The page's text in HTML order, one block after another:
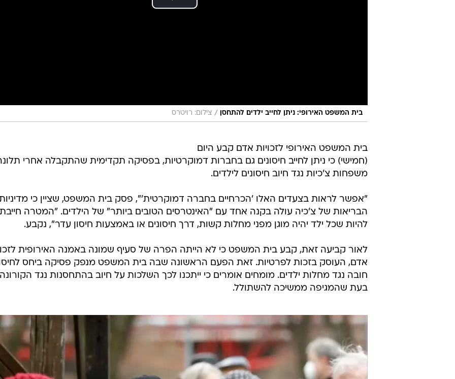
בית המשפט האירופי: ניתן לחייב ילדים להתחסן / צילום: רויטרס
בית המשפט האירופי לזכויות אדם קבע היום
(חמישי) כי ניתן לחייב חיסונים גם בחברות דמוקרטיות, בפסיקה תקדימית שהתקבלה אחרי
משפחות צ'כיות נגד חיוב חיסונים לילדים.
"אפשר לראות בצעדים האלו 'הכרחיים בחברה דמוקרטית'", פסק בית המשפט, שציין כי
הבריאות של צ'כיה עולה בקנה אחד עם "האינטרסים הטובים ביותר" של הילדים. "המטרה חייבת
להיות שכל ילד יהיה מוגן מפני מחלות קשות, דרך חיסונים או באמצעות חיסון עדר", נקבע.
לאור קביעה זאת, קבע בית המשפט כי לא הייתה הפרה של סעיף שמונה באמנה האירופית
אדם, העוסק בזכות לפרטיות. זאת הפעם הראשונה שבה בית המשפט מנפק פסיקה ביחס
חובה נגד מחלות ילדים. מומחים אומרים כי ייתכנו לכך השלכות על חיוב בהתחסנות נגד הקורונה
בעת שהמגיפה ממשיכה להשתולל.